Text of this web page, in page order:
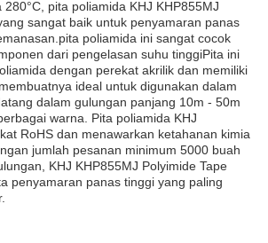
pita poliamida KHJ KHP855MJ
sangat baik untuk penyamaran panas
poliamida ini sangat cocok
dari pengelasan suhu tinggiPita ini
dengan perekat akrilik dan memiliki
ideal untuk digunakan dalam
dalam gulungan panjang 10m - 50m
warna. Pita poliamida KHJ
RoHS dan menawarkan ketahanan kimia
jumlah pesanan minimum 5000 buah
KHJ KHP855MJ Polyimide Tape
penyamaran panas tinggi yang paling